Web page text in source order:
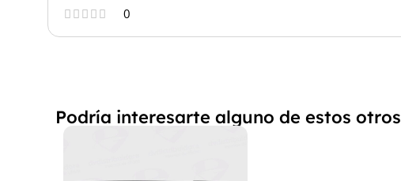
0
Podría interesarte alguno de estos